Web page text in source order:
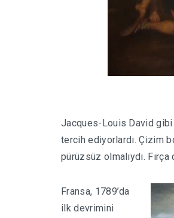
Jacques-Louis David
tercih ediyorlardı. Çizim
pürüzsüz olmalıydı.
Fransa, 1789’da
ilk devrimini